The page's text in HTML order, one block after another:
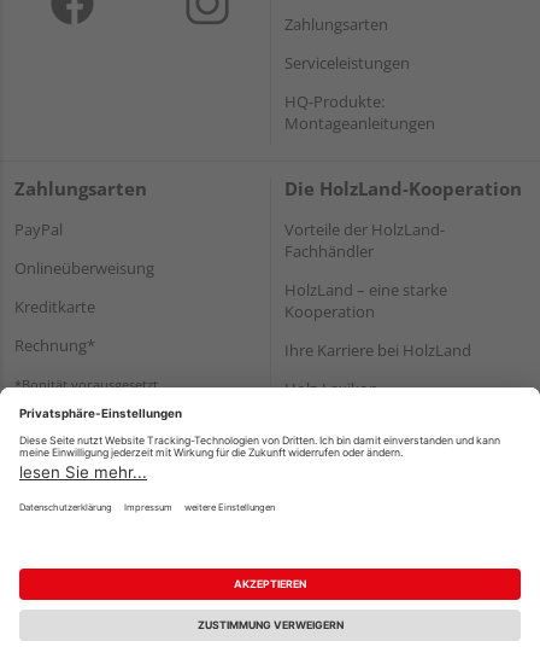
Zahlungsarten
Serviceleistungen
HQ-Produkte:
Montageanleitungen
Zahlungsarten
PayPal
Onlineüberweisung
Kreditkarte
Rechnung*
*Bonität vorausgesetzt
Die HolzLand-Kooperation
Vorteile der HolzLand-
Fachhändler
HolzLand – eine starke
Kooperation
Ihre Karriere bei HolzLand
Holz-Lexikon
Impressum Datenschutz
Nutzungsbedingungen
Barrierefreiheitserklärung
Vertrag widerrufen